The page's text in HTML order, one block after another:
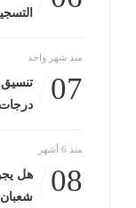
منذ شهر واحد
07
درجات
منذ 6 أشهر
08
هل